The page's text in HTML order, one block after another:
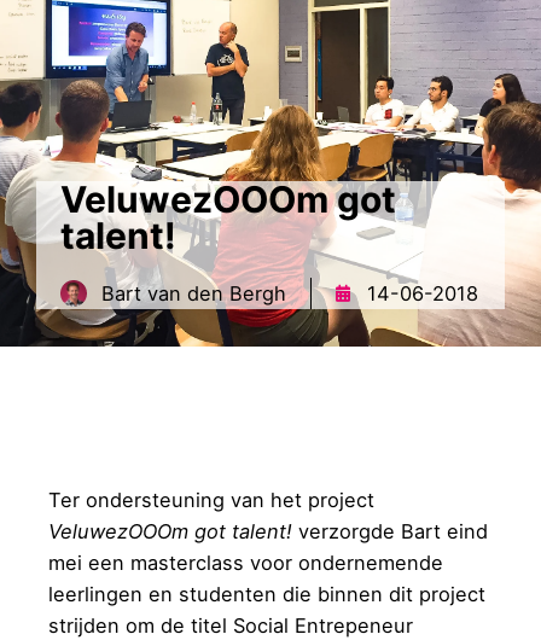
MENU contact
VeluwezOOOm got
talent!
Bart van den Bergh 14-06-2018
Ter ondersteuning van het project
VeluwezOOOm got talent! verzorgde Bart eind
mei een masterclass voor ondernemende
leerlingen en studenten die binnen dit project
strijden om de titel Social Entrepeneur